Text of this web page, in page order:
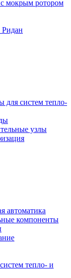
мокрым ротором
Ридан
для систем тепло-
узлы
автоматика
компоненты
тепло- и